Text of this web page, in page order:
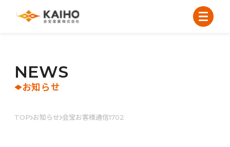
NEWS
お知らせ
TOP お知らせ 会宝お客様通信1702